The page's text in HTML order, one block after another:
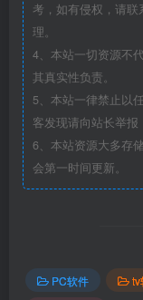
考，如有侵权，请联
理。
4、本站一切资源不
其真实性负责。
5、本站一律禁止以
客发现请向站长举报
6、本站资源大多存
会第一时间更新。
PC软件 tv